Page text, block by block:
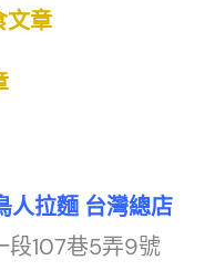
文章
拉麵 台灣總店
段107巷5弄9號